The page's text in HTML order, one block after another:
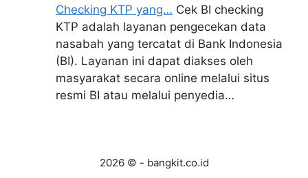
Checking KTP yang… Cek BI checking
KTP adalah layanan pengecekan data
nasabah yang tercatat di Bank Indonesia
(BI). Layanan ini dapat diakses oleh
masyarakat secara online melalui situs
resmi BI atau melalui penyedia…
2026 © - bangkit.co.id